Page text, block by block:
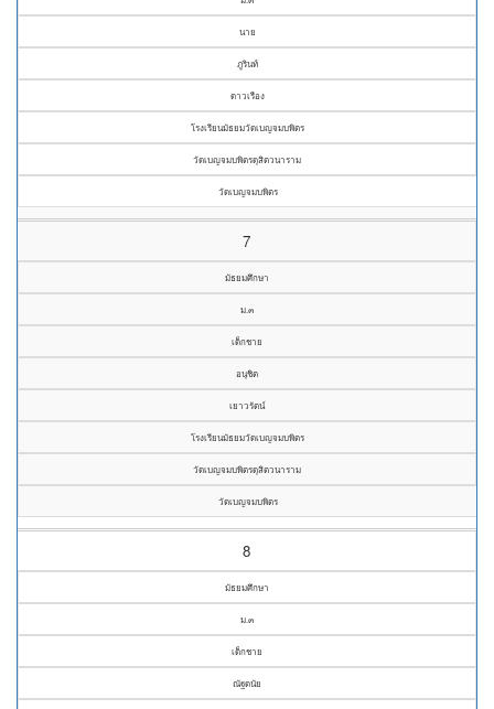
นาย
ภูรินท์
ดาวเรือง
โรงเรียนมัธยมวัดเบญจมบพิตร
วัดเบญจมบพิตรดุสิตวนาราม
วัดเบญจมบพิตร
7
มัธยมศึกษา
ม.๓
เด็กชาย
อนุชิต
เยาวรัตน์
โรงเรียนมัธยมวัดเบญจมบพิตร
วัดเบญจมบพิตรดุสิตวนาราม
วัดเบญจมบพิตร
8
มัธยมศึกษา
ม.๓
เด็กชาย
ณัฐดนัย